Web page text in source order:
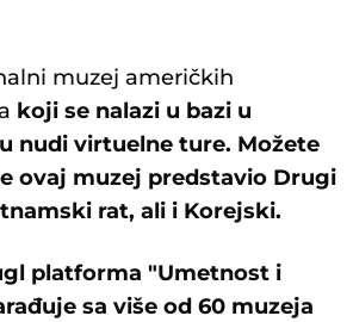
muzej američkih
koji se nalazi u bazi u
nudi virtuelne ture. Možete
ovaj muzej predstavio Drugi
rat, ali i Korejski.
platforma "Umetnost i
sa više od 60 muzeja